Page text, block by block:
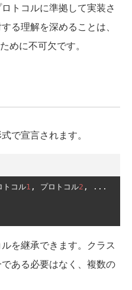
トコルに準拠して実装さ
る理解を深めることは、
めに不可欠です。
で宣言されます。
トコル1 , プロトコル2 ,
...
を継承できます。クラス
ある必要はなく、複数の